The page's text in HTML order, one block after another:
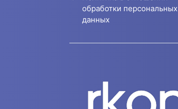
обработки персональных
данных